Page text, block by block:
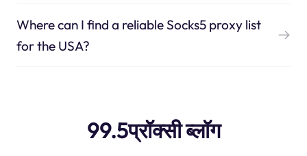
Where can I find a reliable Socks5 proxy list
for the USA?
99.5प्रॉक्सी ब्लॉग